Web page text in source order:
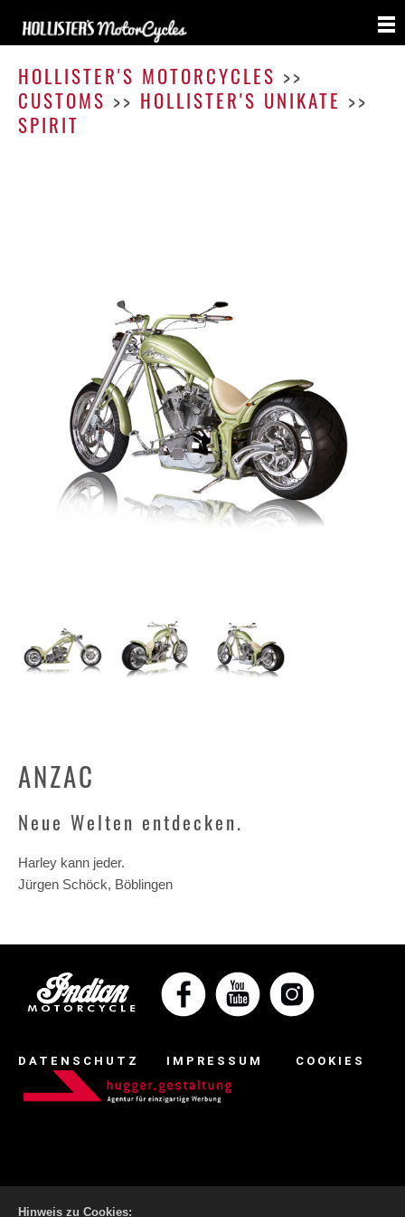
Hinweis zu Cookies:
HOLLISTER'S MOTORCYCLES >>
CUSTOMS >> HOLLISTER'S UNIKATE >>
SPIRIT
ANZAC
Neue Welten entdecken.
Harley kann jeder.
Jürgen Schöck, Böblingen
DATENSCHUTZ IMPRESSUM COOKIES